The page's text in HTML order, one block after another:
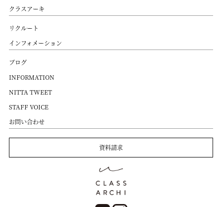
クラスアーキ
リクルート
インフォメーション
ブログ
INFORMATION
NITTA TWEET
STAFF VOICE
お問い合わせ
資料請求